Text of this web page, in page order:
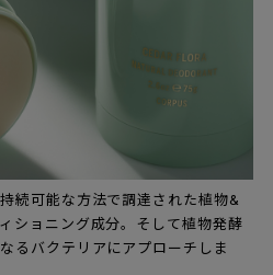
続可能な方法で調達された植物&
ショニング成分。そして植物発酵
るバクテリアにアプローチしま